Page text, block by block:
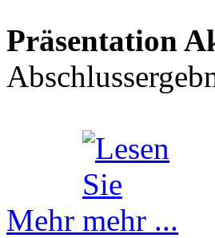
Präsentation
Mehr